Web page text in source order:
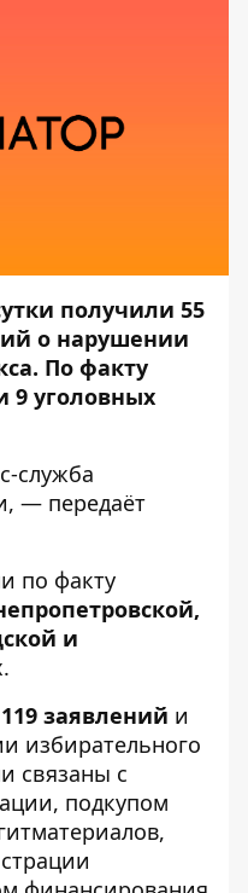
получили 55
о нарушении
По факту
9 уголовных
служба
— передаёт
по факту
и
119 заявлений и
избирательного
связаны с
подкупом